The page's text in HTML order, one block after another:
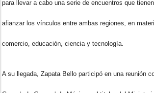
para llevar a cabo una serie de encuentros que
afianzar los vínculos entre ambas regiones, en
comercio, educación, ciencia y tecnología.
A su llegada, Zapata Bello participó en una reunión